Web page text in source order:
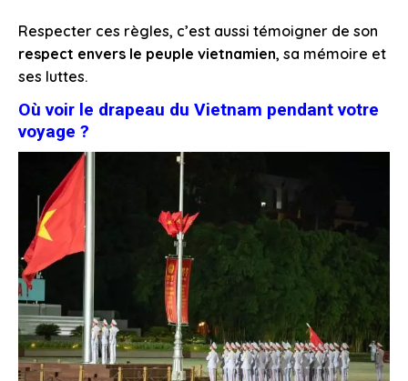
Respecter ces règles, c’est aussi témoigner de son
respect envers le peuple vietnamien, sa mémoire et
ses luttes.
Où voir le drapeau du Vietnam pendant votre
voyage ?